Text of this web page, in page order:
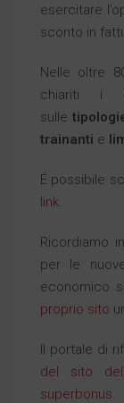
esercitare
sconto in
Nelle oltre
chiariti i
sulle
trainanti e
É possibile
link.
Ricordiamo
per le
economico
proprio sito
Il portale di
del sito
superbonus.